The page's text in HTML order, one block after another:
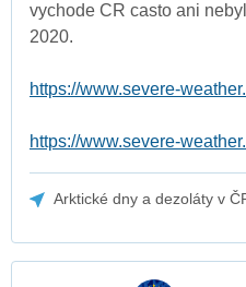
vychode CR casto ani
2020.
https://www.severe-
https://www.severe-
Arktické dny a dezoláty v